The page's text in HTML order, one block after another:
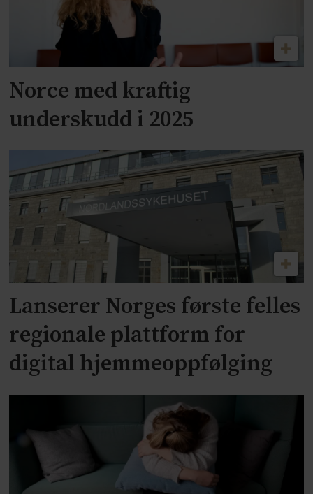
Norce med kraftig
underskudd i 2025
Lanserer Norges første felles
regionale plattform for
digital hjemmeoppfølging